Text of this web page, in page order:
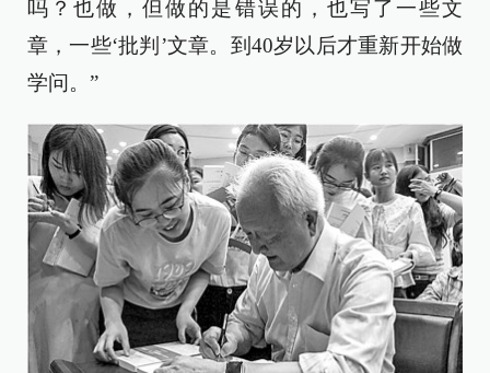
吗？也做，但做的是错误的，也写了一些文
章，一些‘批判’文章。到40岁以后才重新开始做
学问。”